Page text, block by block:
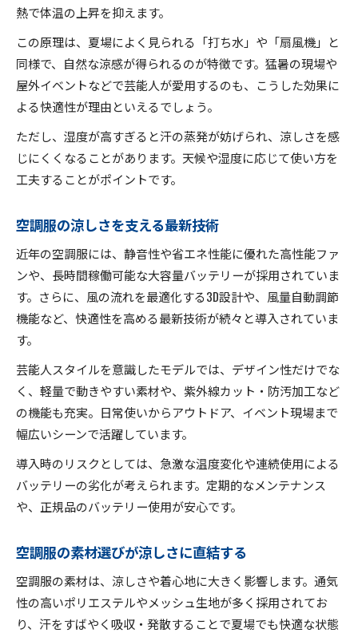
熱で体温の上昇を抑えます。
この原理は、夏場によく見られる「打ち水」や「扇風機」と
同様で、自然な涼感が得られるのが特徴です。猛暑の現場や
屋外イベントなどで芸能人が愛用するのも、こうした効果に
よる快適性が理由といえるでしょう。
ただし、湿度が高すぎると汗の蒸発が妨げられ、涼しさを感
じにくくなることがあります。天候や湿度に応じて使い方を
工夫することがポイントです。
空調服の涼しさを支える最新技術
近年の空調服には、静音性や省エネ性能に優れた高性能ファ
ンや、長時間稼働可能な大容量バッテリーが採用されていま
す。さらに、風の流れを最適化する3D設計や、風量自動調節
機能など、快適性を高める最新技術が続々と導入されていま
す。
芸能人スタイルを意識したモデルでは、デザイン性だけでな
く、軽量で動きやすい素材や、紫外線カット・防汚加工など
の機能も充実。日常使いからアウトドア、イベント現場まで
幅広いシーンで活躍しています。
導入時のリスクとしては、急激な温度変化や連続使用による
バッテリーの劣化が考えられます。定期的なメンテナンス
や、正規品のバッテリー使用が安心です。
空調服の素材選びが涼しさに直結する
空調服の素材は、涼しさや着心地に大きく影響します。通気
性の高いポリエステルやメッシュ生地が多く採用されてお
り、汗をすばやく吸収・発散することで夏場でも快適な状態